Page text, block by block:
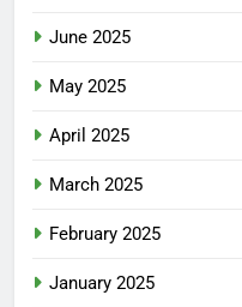
June 2025
May 2025
April 2025
March 2025
February 2025
January 2025